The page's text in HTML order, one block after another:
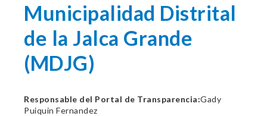
Municipalidad Distrital
de la Jalca Grande
(MDJG)
Responsable del Portal de Transparencia:Gady
Puiquin Fernandez